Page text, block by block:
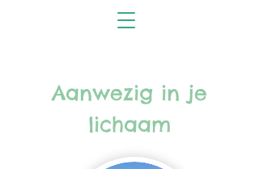
Aanwezig in je
lichaam